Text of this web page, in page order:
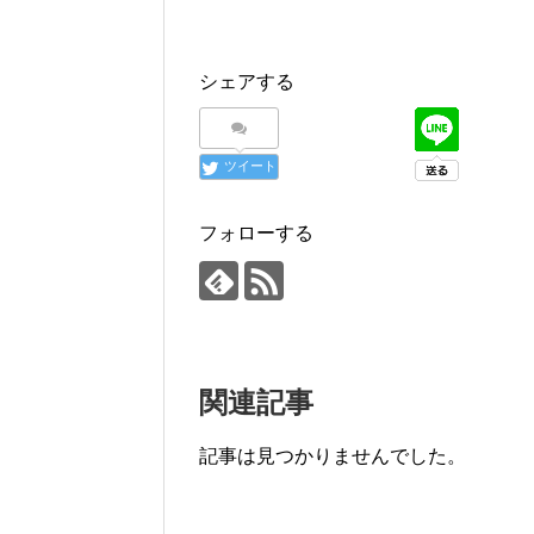
シェアする
ツイート
フォローする
関連記事
記事は見つかりませんでした。